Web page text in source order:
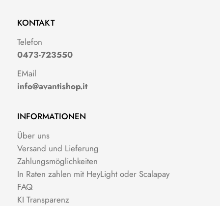
KONTAKT
Telefon
0473-723550
EMail
info@avantishop.it
INFORMATIONEN
Über uns
Versand und Lieferung
Zahlungsmöglichkeiten
In Raten zahlen mit HeyLight oder Scalapay
FAQ
KI Transparenz